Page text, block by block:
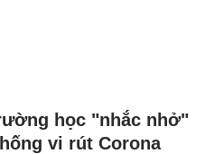
học "nhắc nhở"
vi rút Corona